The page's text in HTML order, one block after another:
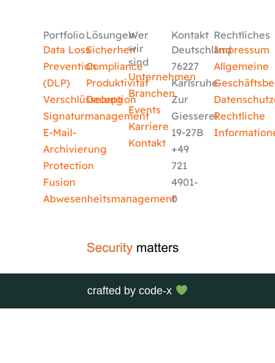
Portfolio
Data Loss
Prevention
(DLP)
Verschlüsselung
Signaturmanagement
E-Mail-
Archivierung
Protection
Fusion
Abwesenheitsmanagement
Lösungen
Sicherheit
Compliance
Produktivität
Deception
Wer
wir
sind
Unternehmen
Branchen
Events
Karriere
Kontakt
Kontakt
Deutschland
76227
Karlsruhe
Zur
Giesserei
19-27B
+49
721
4901-
0
Rechtliches
Impressum
Allgemeine
Rechtliche
crafted bycode-x